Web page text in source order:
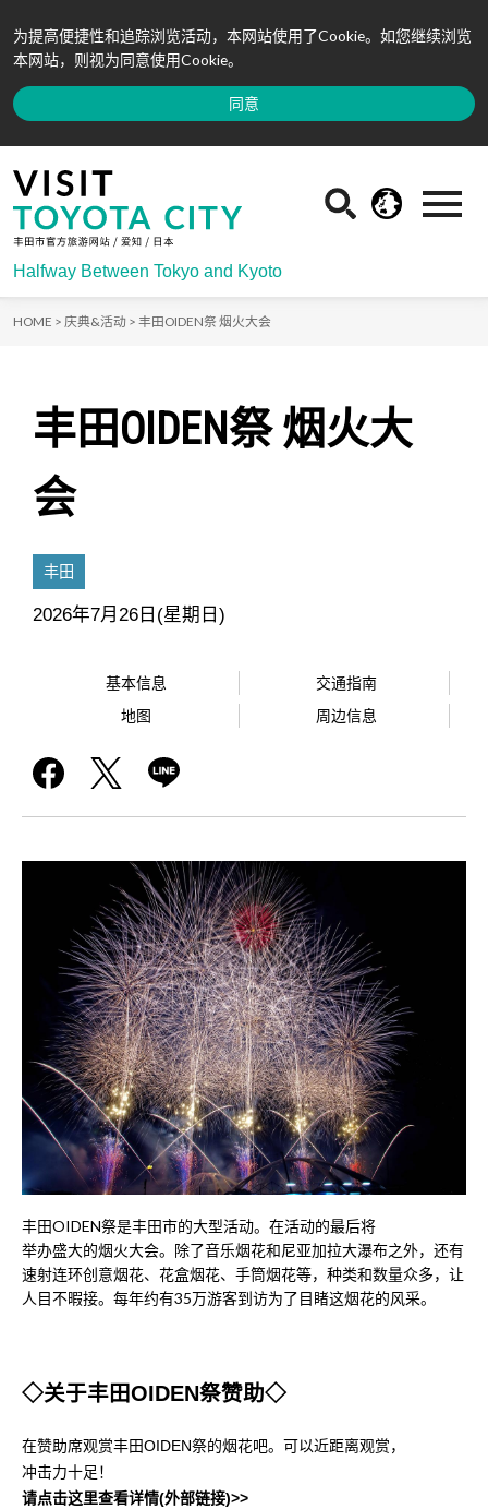
为提高便捷性和追踪浏览活动，本网站使用了Cookie。如您继续浏览
本网站，则视为同意使用Cookie。
同意
Halfway Between Tokyo and Kyoto
HOME > 庆典&活动 > 丰田OIDEN祭 烟火大会
丰田OIDEN祭 烟火大
会
丰田
2026年7月26日(星期日)
基本信息
交通指南
地图
周边信息
丰田OIDEN祭是丰田市的大型活动。在活动的最后将
举办盛大的烟火大会。除了音乐烟花和尼亚加拉大瀑布之外，还有
速射连环创意烟花、花盒烟花、手筒烟花等，种类和数量众多，让
人目不暇接。每年约有35万游客到访为了目睹这烟花的风采。
◇关于丰田OIDEN祭赞助◇
在赞助席观赏丰田OIDEN祭的烟花吧。可以近距离观赏，
冲击力十足！
请点击这里查看详情(外部链接)>>